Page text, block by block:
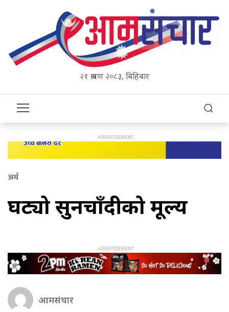
२१ श्रावण २०८३, बिहिबार
अर्थ
घट्यो सुनचाँदीको मूल्य
आमसंचार